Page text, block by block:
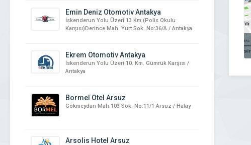
Emin Deniz Otomotiv Antakya
İskenderun Yolu Üzeri 13 Km.(Polis Okulu
Karşısı)Derince Mah. Yurt Sok. No:36/A / Antakya
Ekrem Otomotiv Antakya
İskenderun Yolu Üzeri 10. Km. Gümrük Karşısı /
Antakya
Bormel Otel Arsuz
Gökmeydan Mah.103 Sok. No:11/1 Arsuz / Hatay
Arsolis Hotel Arsuz